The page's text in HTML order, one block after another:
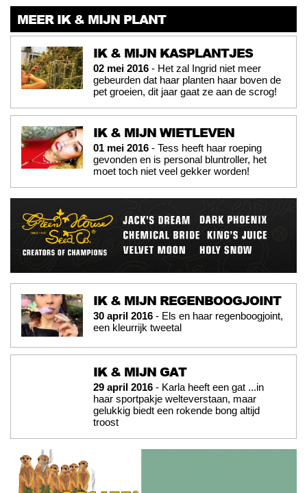
MEER IK & MIJN PLANT
IK & MIJN KASPLANTJES
02 mei 2016 - Het zal Ingrid niet meer
gebeurden dat haar planten haar boven de
pet groeien, dit jaar gaat ze aan de scrog!
IK & MIJN WIETLEVEN
01 mei 2016 - Tess heeft haar roeping
gevonden en is personal bluntroller, het
moet toch niet veel gekker worden!
IK & MIJN REGENBOOGJOINT
30 april 2016 - Els en haar regenboogjoint,
een kleurrijk tweetal
IK & MIJN GAT
29 april 2016 - Karla heeft een gat ...in
haar sportpakje welteverstaan, maar
gelukkig biedt een rokende bong altijd
troost